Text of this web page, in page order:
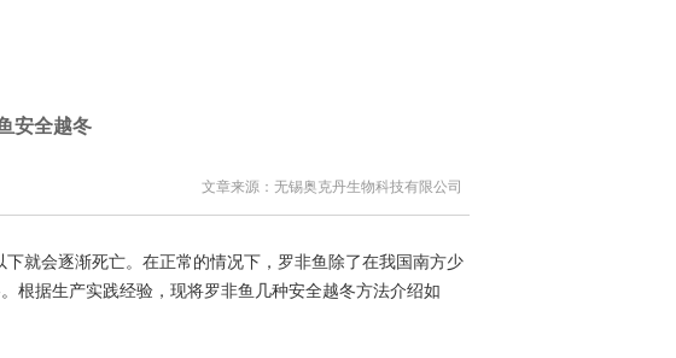
安全越冬
文章来源：无锡奥克丹生物科技有限公司
会逐渐死亡。在正常的情况下，罗非鱼除了在我国南方少
根据生产实践经验，现将罗非鱼几种安全越冬方法介绍如